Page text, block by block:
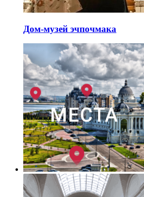
Дом-музей эчпочмака